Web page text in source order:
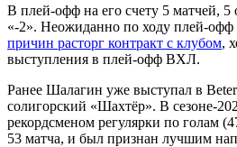
В плей-офф на его счету 5 матчей, 5
«-2». Неожиданно по ходу плей-
причин расторг контракт с клубом,
выступления в плей-офф ВХЛ.
Ранее Шалагин уже выступал в
солигорский «Шахтёр». В сезоне-
рекордсменом регулярки по голам
53 матча, и был признан лучшим